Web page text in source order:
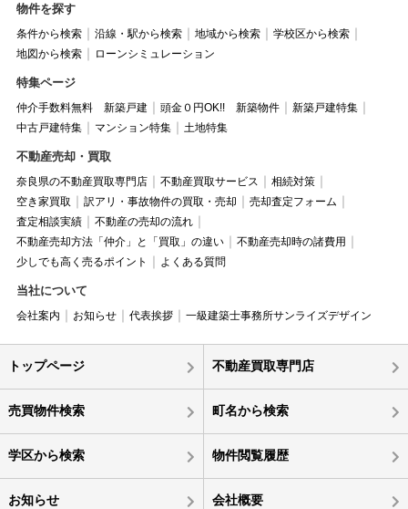
物件を探す
条件から検索 沿線・駅から検索 地域から検索
学校区から検索
地図から検索
ローンシミュレーション
特集ページ
仲介手数料無料 新築戸建 頭金０円OK!! 新築物件
新築戸建特集
中古戸建特集
マンション特集 土地特集
不動産売却・買取
奈良県の不動産買取専門店 不動産買取サービス
相続対策
空き家買取
訳アリ・事故物件の買取・売却
売却査定フォーム
査定相談実績
不動産の売却の流れ
不動産売却方法「仲介」と「買取」の違い
不動産売却時の諸費用
少しでも高く売るポイント
よくある質問
当社について
会社案内 お知らせ 代表挨拶 一級建築士事務所サンライズデザイン
トップページ 不動産買取専門店
売買物件検索 町名から検索
学区から検索 物件閲覧履歴
お知らせ 会社概要